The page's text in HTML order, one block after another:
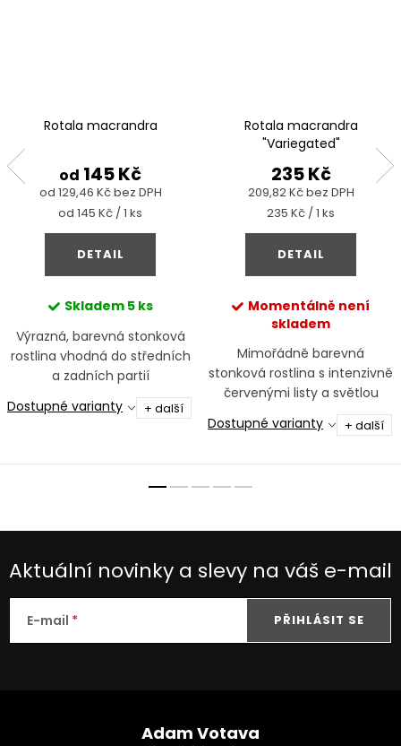
Rotala macrandra
od 129,46 Kč bez DPH
od 145 Kč
Měrná
cena:
od 145 Kč / 1 ks
DETAIL
Skladem 5 ks
Výrazná, barevná stonková
rostlina vhodná do středních
a zadních partií
Dostupné varianty
+ další
Rotala macrandra
"Variegated"
209,82 Kč bez DPH
235 Kč
Měrná
cena:
235 Kč / 1 ks
DETAIL
Momentálně není
skladem
Mimořádně barevná
stonková rostlina s intenzivně
červenými listy a světlou
žilnatinou, určená jako
výrazný akcent do středu a
Dostupné varianty + další
Aktuální novinky a slevy na váš e-mail
E-mail PŘIHLÁSIT SE
Adam Votava